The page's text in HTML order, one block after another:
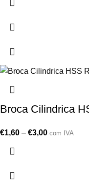
Broca Cilindrica
€1,60 – €3,00 com IVA